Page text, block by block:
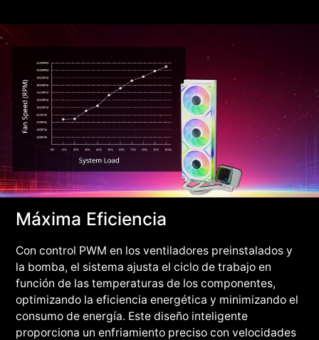
Máxima Eficiencia
Con control PWM en los ventiladores preinstalados y
la bomba, el sistema ajusta el ciclo de trabajo en
función de las temperaturas de los componentes,
optimizando la eficiencia energética y minimizando el
consumo de energía. Este diseño inteligente
proporciona un enfriamiento preciso con velocidades